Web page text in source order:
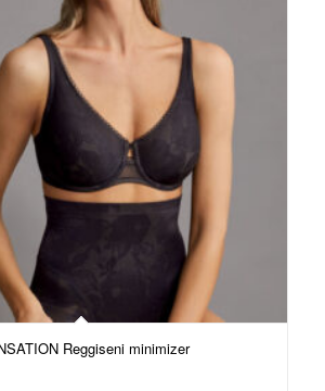
Reggiseni minimizer